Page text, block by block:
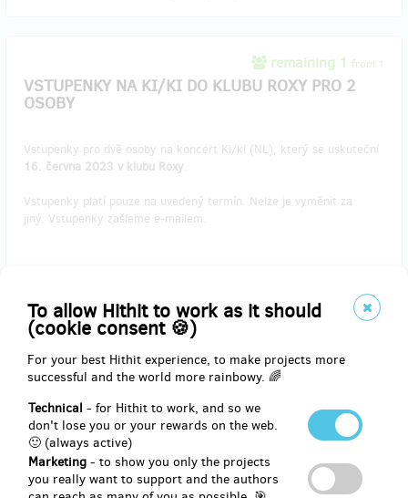
To allow Hithit to work as it should
(cookie consent 🍪)
For your best Hithit experience, to make projects more
successful and the world more rainbowy. 🌈
Technical - for Hithit to work, and so we
don't lose you or your rewards on the web.
🙂 (always active)
Marketing - to show you only the projects
you really want to support and the authors
remaining 1 from 1
VSTUPENKY NA KI/KI DO KLUBU ROXY PRO 2
OSOBY
Vstupenky pro dvě osoby na koncert Ki/ki (NL), který se uskuteční
16. června 2023 v klubu Roxy.
Vstupenky platí pouze na uvedený termín. Nelze je vyměnit za
jiný. Vstupenky zašleme e-mailem.
EUR 49.57
(CZK 1,200
VSTUPENKY NA SKREAM DO KLUBU ROXY PRO 2
OSOBY
Vstupenky pro dvě osoby na koncert Skream (UK), který se